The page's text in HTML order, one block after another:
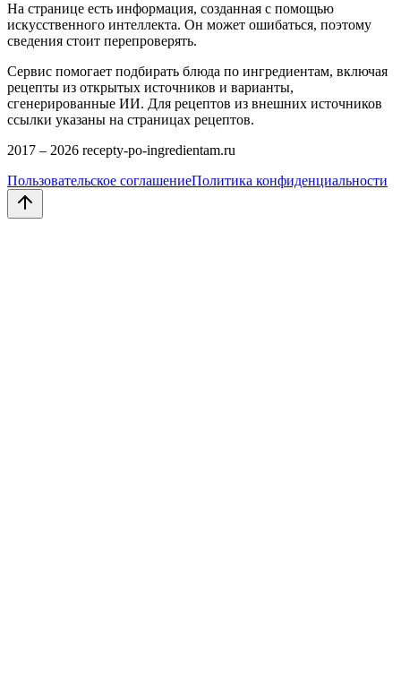
На странице есть информация, созданная с помощью
искусственного интеллекта. Он может ошибаться, поэтому
сведения стоит перепроверять.
Сервис помогает подбирать блюда по ингредиентам, включая
рецепты из открытых источников и варианты,
сгенерированные ИИ. Для рецептов из внешних источников
ссылки указаны на страницах рецептов.
2017 – 2026 recepty-po-ingredientam.ru
Пользовательское соглашениеПолитика конфиденциальности